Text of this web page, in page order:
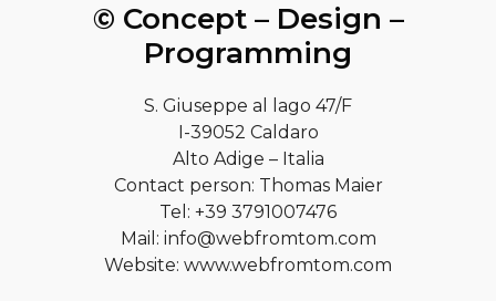
© Concept – Design –
Programming
S. Giuseppe al lago 47/F
I-39052 Caldaro
Alto Adige – Italia
Contact person: Thomas Maier
Tel: +39 3791007476
Mail: info@webfromtom.com
Website: www.webfromtom.com